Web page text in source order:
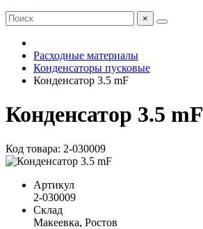
×
Расходные материалы
Конденсаторы пусковые
Конденсатор 3.5 mF
Конденсатор 3.5 mF
Код товара: 2-030009
Артикул
2-030009
Склад
Макеевка, Ростов